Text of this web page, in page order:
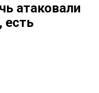
атаковали
есть